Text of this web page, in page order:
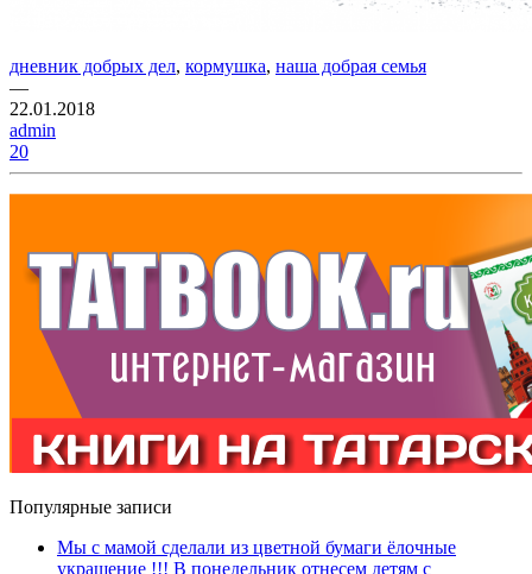
дневник добрых дел, кормушка, наша добрая семья
—
22.01.2018
admin
20
Популярные записи
Мы с мамой сделали из цветной бумаги ёлочные
украшение !!! В понедельник отнесем детям с